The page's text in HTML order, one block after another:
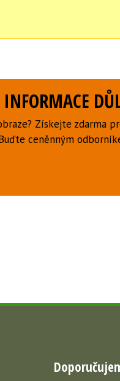
Získejte zdarma
ceněnným